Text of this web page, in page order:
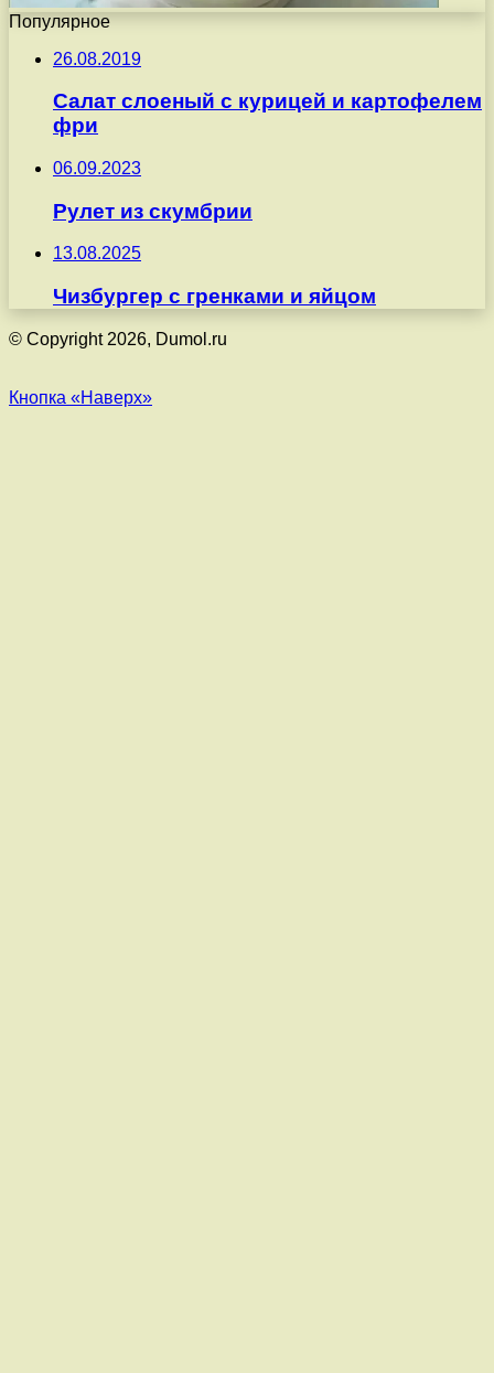
Популярное
26.08.2019
Салат слоеный с курицей и картофелем
фри
06.09.2023
Рулет из скумбрии
13.08.2025
Чизбургер с гренками и яйцом
© Copyright 2026, Dumol.ru
Кнопка «Наверх»